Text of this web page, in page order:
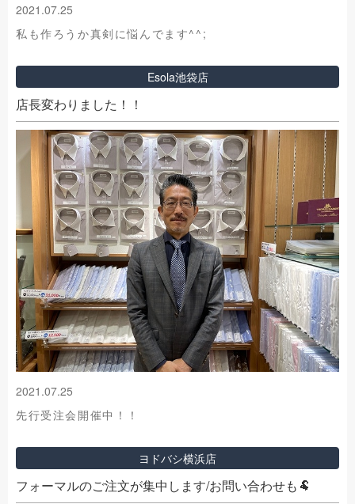
2021.07.25
私も作ろうか真剣に悩んでます^^;
Esola池袋店
店長変わりました！！
2021.07.25
先行受注会開催中！！
ヨドバシ横浜店
フォーマルのご注文が集中します/お問い合わせも🐏